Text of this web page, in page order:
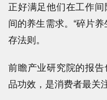
正好满足他们在工作
间的养生需求。“碎片
存法则。
前瞻产业研究院的报
品功效，是消费者最关